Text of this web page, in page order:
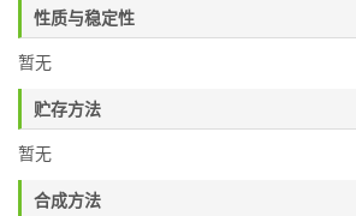
性质与稳定性
暂无
贮存方法
暂无
合成方法